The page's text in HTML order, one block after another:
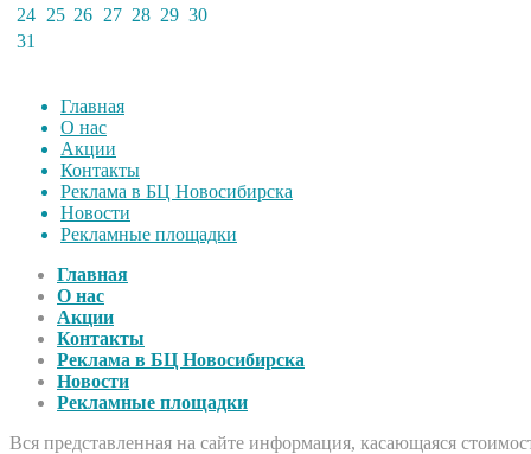
24 25 26 27 28 29 30
31
Главная
О нас
Акции
Контакты
Реклама в БЦ Новосибирска
Новости
Рекламные площадки
Главная
О нас
Акции
Контакты
Реклама в БЦ Новосибирска
Новости
Рекламные площадки
Вся представленная на сайте информация, касающаяся